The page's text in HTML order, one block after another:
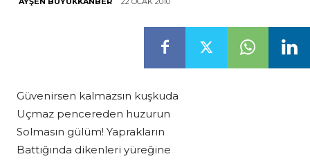
Güvenirsen kalmazsın kuşkuda
Uçmaz pencereden huzurun
Solmasın gülüm! Yaprakların
Battığında dikenleri yüreğine